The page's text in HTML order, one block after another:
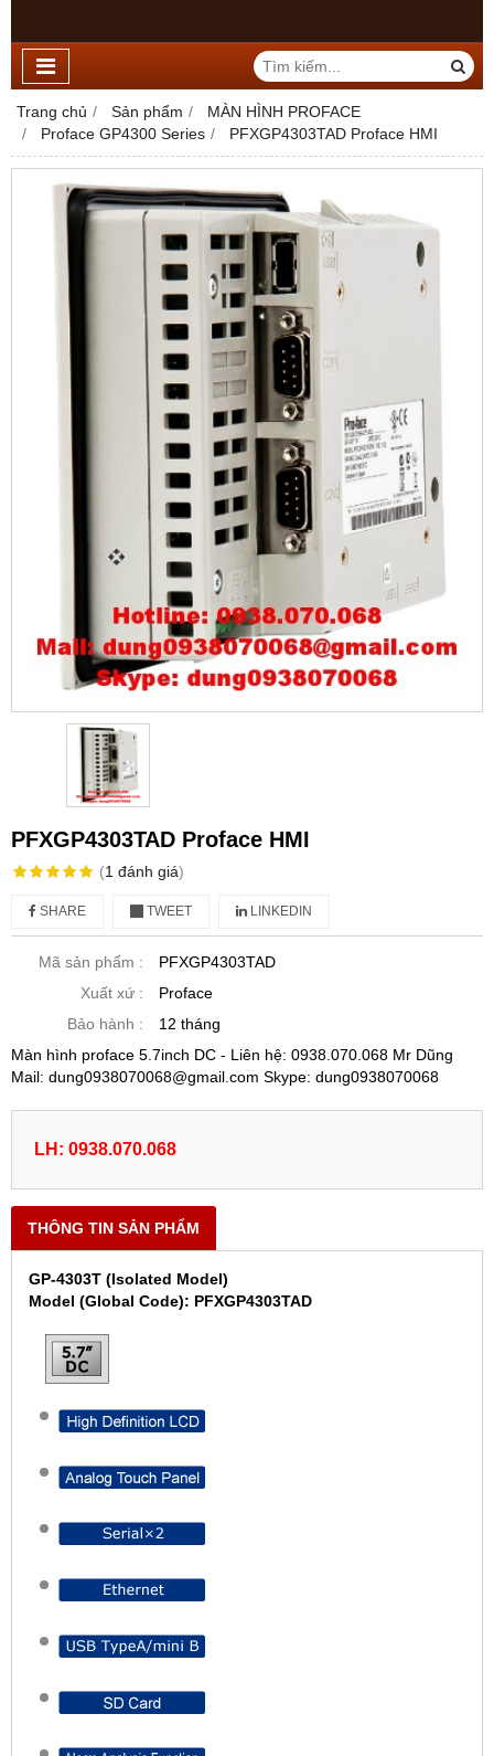
Trang chủ Sản phẩm
MÀN HÌNH PROFACE
Proface GP4300 Series
PFXGP4303TAD Proface HMI
PFXGP4303TAD Proface HMI
(1 đánh giá)
SHARE TWEET LINKEDIN
Mã sản phẩm :
PFXGP4303TAD
Xuất xứ :
Proface
Bảo hành :
12 tháng
Màn hình proface 5.7inch DC - Liên hệ: 0938.070.068 Mr Dũng
Mail: dung0938070068@gmail.com Skype: dung0938070068
LH: 0938.070.068
THÔNG TIN SẢN PHẨM
GP-4303T (Isolated Model)
Model (Global Code): PFXGP4303TAD